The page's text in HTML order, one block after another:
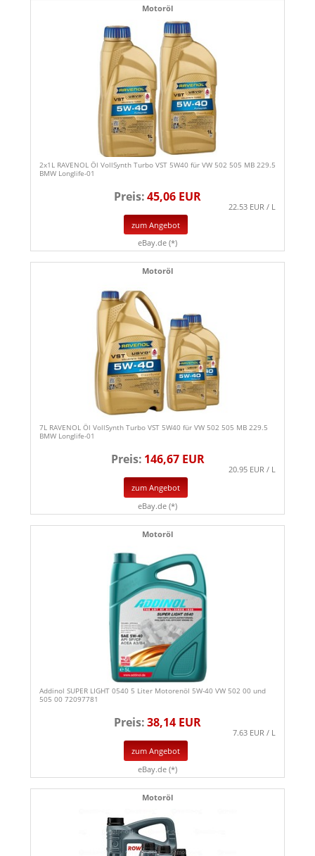
Motoröl
2x1L RAVENOL Öl VollSynth Turbo VST 5W40 für VW 502 505 MB 229.5
BMW Longlife-01
Preis:45,06 EUR
22.53 EUR / L
zum Angebot
eBay.de (*)
Motoröl
7L RAVENOL Öl VollSynth Turbo VST 5W40 für VW 502 505 MB 229.5
BMW Longlife-01
Preis: 146,67 EUR
20.95 EUR / L
zum Angebot
eBay.de (*)
Motoröl
Addinol SUPER LIGHT 0540 5 Liter Motorenöl 5W-40 VW 502 00 und
505 00 72097781
Preis:38,14 EUR
7.63 EUR / L
zum Angebot
eBay.de (*)
Motoröl